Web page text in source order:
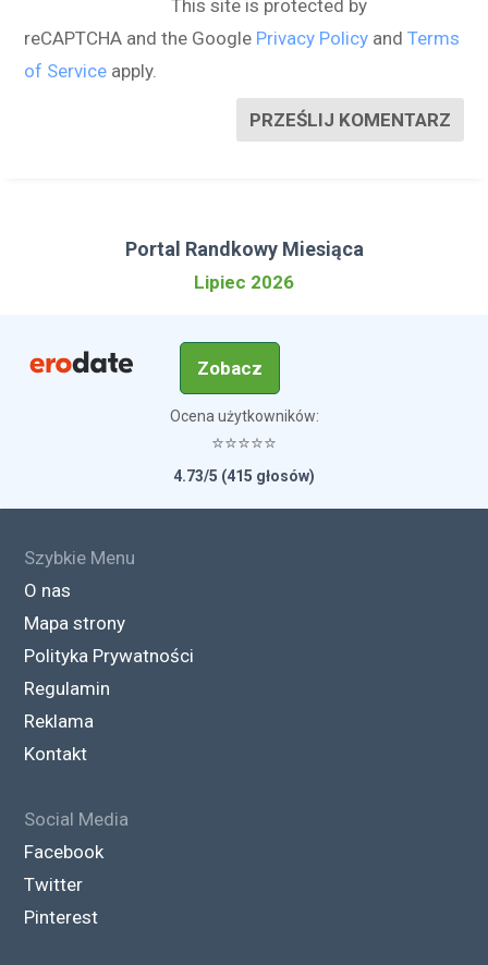
This site is protected by
reCAPTCHA and the Google Privacy Policy andTerms
of Service apply.
PRZEŚLIJ KOMENTARZ
Portal Randkowy Miesiąca
Lipiec 2026
Zobacz
Ocena użytkowników:
⭐⭐⭐⭐⭐
4.73/5 (415 głosów)
Szybkie Menu
O nas
Mapa strony
Polityka Prywatności
Regulamin
Reklama
Kontakt
Social Media
Facebook
Twitter
Pinterest